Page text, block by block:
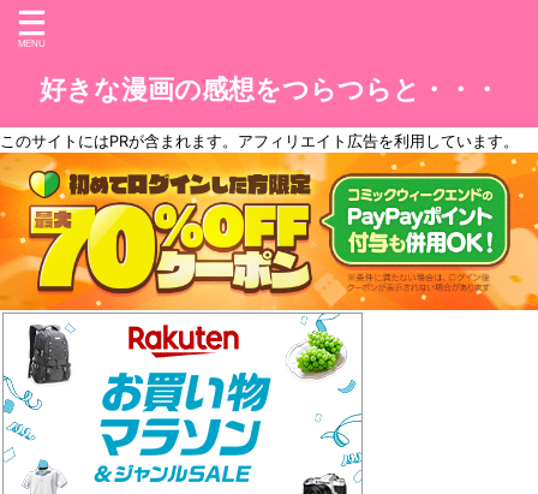
好きな漫画の感想をつらつらと・・・
このサイトにはPRが含まれます。アフィリエイト広告を利用しています。